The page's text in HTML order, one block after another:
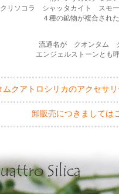
クリソコラ シャッタカイト スモ
４種の鉱物が複合され
流通名が クオンタム
エンジェルストーンとも
ムクアトロシリカのアクセサ
卸販売につきましては